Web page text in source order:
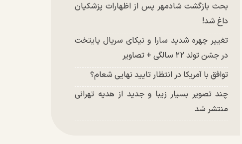
بحث بازگشت شادمهر پس از اظهارات پزشکیان
داغ شد!
تغییر چهره شدید سارا و نیکای سریال پایتخت
در جشن تولد ۲۲ سالگی + تصاویر
توافق با آمریکا در انتظار تایید نهایی شعام؟
چند تصویر بسیار زیبا و جدید از هدیه تهرانی
منتشر شد